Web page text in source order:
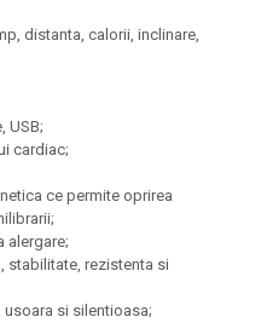
distanta, calorii, inclinare,
USB;
cardiac;
ce permite oprirea
alergare;
stabilitate, rezistenta si
si silentioasa;